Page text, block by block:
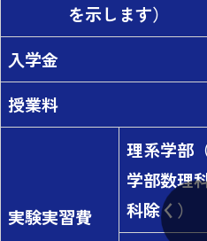
を示します）
入学金
授業料
実験実習費
理系学部
学部数理
科除く）